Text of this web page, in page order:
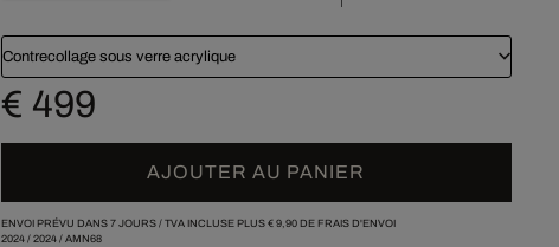
Contrecollage sous verre acrylique
€ 499
AJOUTER AU PANIER
ENVOI PRÉVU DANS 7 JOURS / TVA INCLUSE PLUS € 9,90DE FRAIS D'ENVOI
2024/ 2024/ AMN68